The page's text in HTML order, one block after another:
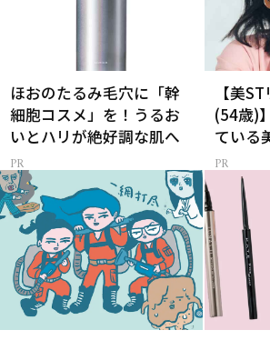
ほおのたるみ毛穴に「幹
細胞コスメ」を！うるお
いとハリが絶好調な肌へ
【美
(54歳)
ている